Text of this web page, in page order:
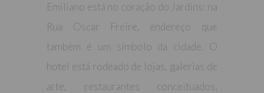
Emiliano está no coração do Jardins: na
Rua Oscar Freire, endereço que
também é um símbolo da cidade. O
hotel está rodeado de lojas, galerias de
arte, restaurantes conceituados,